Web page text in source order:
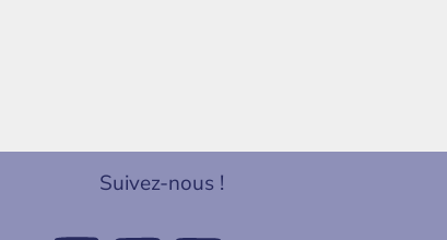
Suivez-nous !